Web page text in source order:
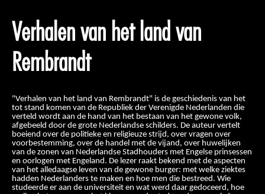
Verhalen van het land van
Rembrandt
"Verhalen van het land van Rembrandt" is de geschiedenis van het
tot stand komen van de Republiek der Verenigde Nederlanden die
verteld wordt aan de hand van het bestaan van het gewone volk,
afgebeeld door de grote Nederlandse schilders. De auteur vertelt
boeiend over de politieke en religieuze strijd, over vragen over
voorbestemming, over de handel met de vijand, over huwelijken
van de zonen van Nederlandse Stadhouders met Engelse prinsessen
en oorlogen met Engeland. De lezer raakt bekend met de aspecten
van het alledaagse leven van de gewone burger: met welke ziektes
hadden Nederlanders te maken en hoe men die bestreed. Wie
studeerde er aan de universiteit en wat werd daar gedoceerd, hoe